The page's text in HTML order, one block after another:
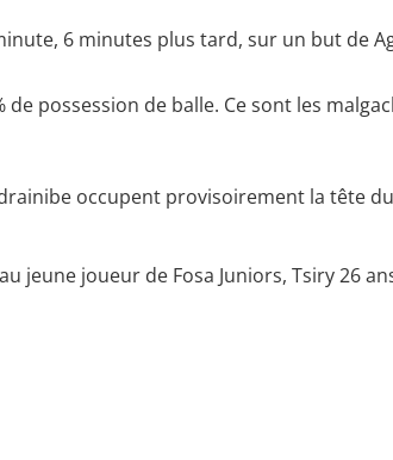
6 minutes plus tard, sur un but de
possession de balle. Ce sont les
occupent provisoirement la tête
jeune joueur de Fosa Juniors, Tsiry 26